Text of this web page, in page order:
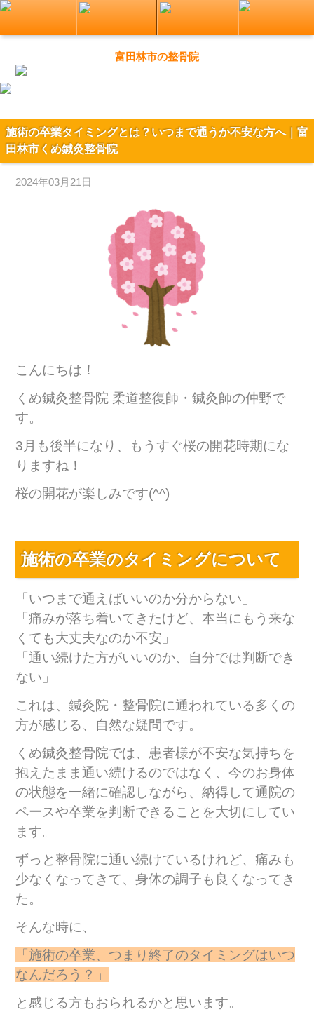
富田林市の整骨院
施術の卒業タイミングとは？いつまで通うか不安な方へ｜富
田林市くめ鍼灸整骨院
2024年03月21日
こんにちは！
くめ鍼灸整骨院 柔道整復師・鍼灸師の仲野で
す。
3月も後半になり、もうすぐ桜の開花時期にな
りますね！
桜の開花が楽しみです(^^)
施術の卒業のタイミングについて
「いつまで通えばいいのか分からない」
「痛みが落ち着いてきたけど、本当にもう来な
くても大丈夫なのか不安」
「通い続けた方がいいのか、自分では判断でき
ない」
これは、鍼灸院・整骨院に通われている多くの
方が感じる、自然な疑問です。
くめ鍼灸整骨院では、患者様が不安な気持ちを
抱えたまま通い続けるのではなく、今のお身体
の状態を一緒に確認しながら、納得して通院の
ペースや卒業を判断できることを大切にしてい
ます。
ずっと整骨院に通い続けているけれど、痛みも
少なくなってきて、身体の調子も良くなってき
た。
そんな時に、
「施術の卒業、つまり終了のタイミングはいつ
なんだろう？」
と感じる方もおられるかと思います。